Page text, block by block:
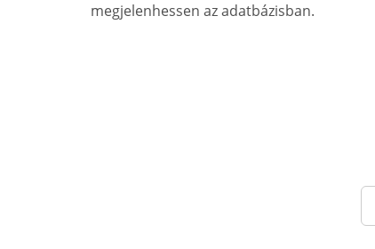
megjelenhessen az adatbázisban.